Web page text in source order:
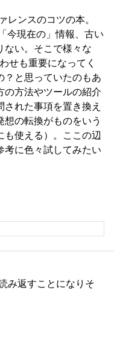
レンスのコツの本。
今現在の」情報、古い
ない。そこで様々な
せも重要になってく
？と思っていたのもあ
の方法やツールの紹介
れた事項を置き換え
の転換がものをいう
も使える）。ここの辺
考に色々試してみたい
み返すことになりそ